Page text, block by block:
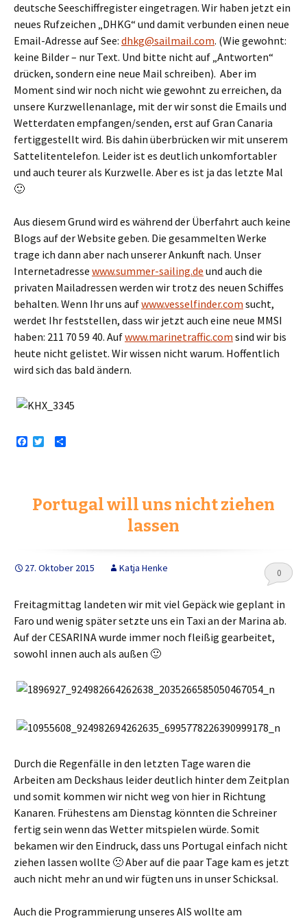
deutsche Seeschiffregister eingetragen. Wir haben jetzt ein
neues Rufzeichen „DHKG“ und damit verbunden einen neue
Email-Adresse auf See: dhkg@sailmail.com. (Wie gewohnt:
keine Bilder – nur Text. Und bitte nicht auf „Antworten“
drücken, sondern eine neue Mail schreiben). Aber im
Moment sind wir noch nicht wie gewohnt zu erreichen, da
unsere Kurzwellenanlage, mit der wir sonst die Emails und
Wetterdaten empfangen/senden, erst auf Gran Canaria
fertiggestellt wird. Bis dahin überbrücken wir mit unserem
Sattelitentelefon. Leider ist es deutlich unkomfortabler
und auch teurer als Kurzwelle. Aber es ist ja das letzte Mal
🙂
Aus diesem Grund wird es während der Überfahrt auch keine
Blogs auf der Website geben. Die gesammelten Werke
trage ich dann aber nach unserer Ankunft nach. Unser
Internetadresse www.summer-sailing.de und auch die
privaten Mailadressen werden wir trotz des neuen Schiffes
behalten. Wenn Ihr uns aufwww.vesselfinder.com sucht,
werdet Ihr feststellen, dass wir jetzt auch eine neue MMSI
haben: 211 70 59 40. Aufwww.marinetraffic.com sind wir bis
heute nicht gelistet. Wir wissen nicht warum. Hoffentlich
wird sich das bald ändern.
o
o
r
Portugal will uns nicht ziehen
lassen
27. Oktober 2015 Katja Henke 0
Freitagmittag landeten wir mit viel Gepäck wie geplant in
Faro und wenig später setzte uns ein Taxi an der Marina ab.
Auf der CESARINA wurde immer noch fleißig gearbeitet,
sowohl innen auch als außen 🙂
Durch die Regenfälle in den letzten Tage waren die
Arbeiten am Deckshaus leider deutlich hinter dem Zeitplan
und somit kommen wir nicht weg von hier in Richtung
Kanaren. Frühestens am Dienstag könnten die Schreiner
fertig sein wenn das Wetter mitspielen würde. Somit
bekamen wir den Eindruck, dass uns Portugal einfach nicht
ziehen lassen wollte 🙁 Aber auf die paar Tage kam es jetzt
auch nicht mehr an und wir fügten uns in unser Schicksal.
Auch die Programmierung unseres AIS wollte am